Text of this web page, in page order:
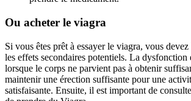
Ou acheter le viagra
Si vous êtes prêt à essayer le viagra, vous
les effets secondaires potentiels. La dysfonction
lorsque le corps ne parvient pas à obtenir
maintenir une érection suffisante pour une
satisfaisante. Ensuite, il est important de